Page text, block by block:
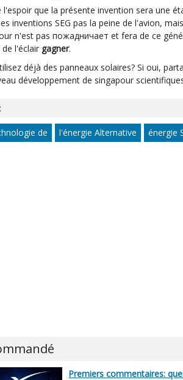
l'espoir que la présente invention sera une
inventions SEG pas la peine de l'avion,
n'est pas пожадничает et fera de ce
l'éclair gagner.
déjà des panneaux solaires? Si oui,
développement de singapour
de l'énergie Alternative énergie
Premiers commentaires: